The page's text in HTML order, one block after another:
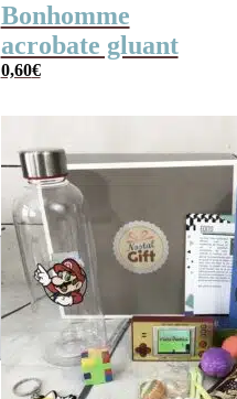
Bonhomme
acrobate gluant
0,60€